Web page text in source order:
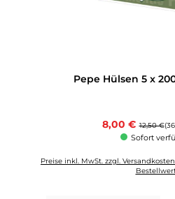
Pepe Hülsen 5 x
Verkaufspreis:
8,00 € Regulärer
12,50 €
Sofort
Preise inkl. MwSt. zzgl.